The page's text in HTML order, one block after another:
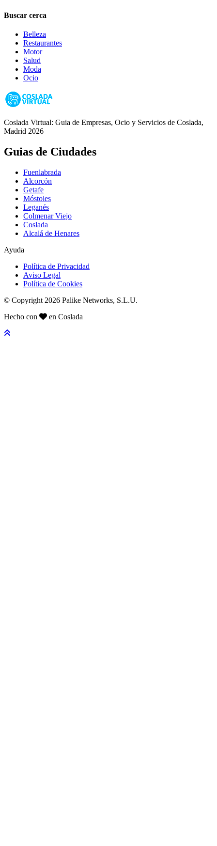
Buscar cerca
Belleza
Restaurantes
Motor
Salud
Moda
Ocio
Coslada Virtual: Guia de Empresas, Ocio y Servicios de Coslada,
Madrid 2026
Guias de Ciudades
Fuenlabrada
Alcorcón
Getafe
Móstoles
Leganés
Colmenar Viejo
Coslada
Alcalá de Henares
Ayuda
Política de Privacidad
Aviso Legal
Política de Cookies
© Copyright 2026 Palike Networks, S.L.U.
Hecho con
en Coslada